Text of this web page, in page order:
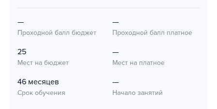
—
Проходной балл бюджет
—
Проходной балл платное
25
Мест на бюджет
—
Мест на платное
46 месяцев
Срок обучения
—
Начало занятий